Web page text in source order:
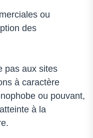
ou
des
pas aux sites
à caractère
ou pouvant,
à la